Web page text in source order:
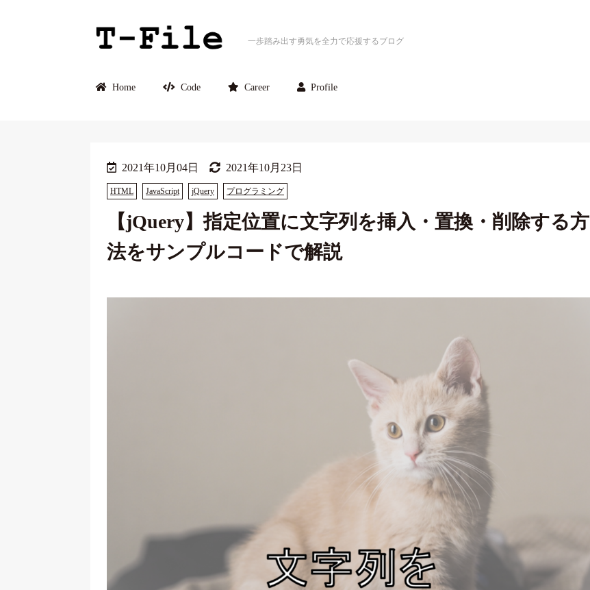
一歩踏み出す勇気を全力で応援するブログ
Home Code Career Profile
2021年10月04日 2021年10月23日
HTML JavaScript jQuery プログラミング
【jQuery】指定位置に文字列を挿入・置換・削除する方
法をサンプルコードで解説